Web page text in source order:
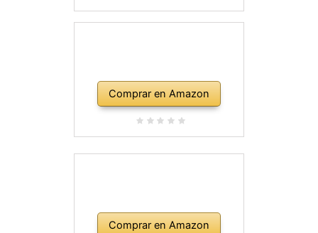
Comprar en Amazon
Comprar en Amazon